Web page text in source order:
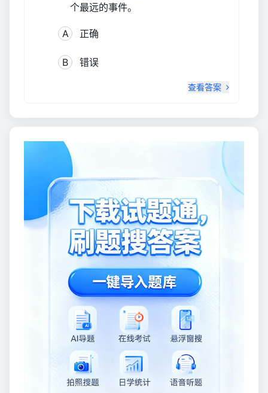
个最远的事件。
A 正确
B 错误
查看答案